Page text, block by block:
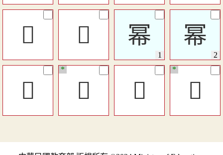
󴣃 󰙶 幂 幂
󱟀 󰚯
*
󱌾 󲄬
*